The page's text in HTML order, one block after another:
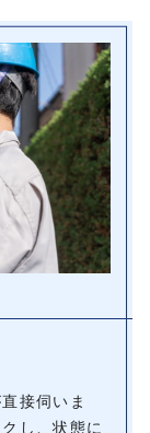
接伺いま
し、状態に